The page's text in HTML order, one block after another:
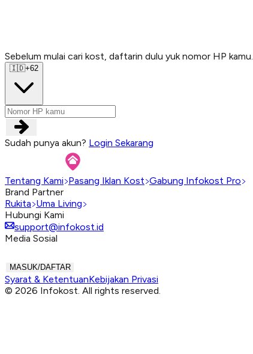
Sebelum mulai cari kost, daftarin dulu yuk nomor HP kamu.
🇮🇩+62
Sudah punya akun? Login Sekarang
Tentang Kami Pasang Iklan Kost Gabung Infokost Pro
Brand Partner
Rukita Uma Living
Hubungi Kami
support@infokost.id
Media Sosial
MASUK/DAFTAR
Syarat & KetentuanKebijakan Privasi
© 2026 Infokost. All rights reserved.